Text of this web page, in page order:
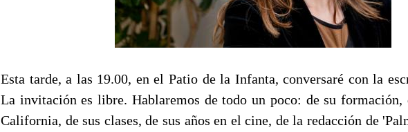
Esta tarde, a las 19.00, en el Patio de la Infanta, conversaré con la
La invitación es libre. Hablaremos de todo un poco: de su formación,
California, de sus clases, de sus años en el cine, de la redacción de